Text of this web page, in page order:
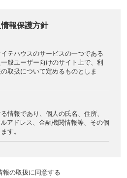
報保護方針
テハウスのサービスの一つである
般ユーザー向けのサイト上で、利
取扱について定めるものとしま
情報であり、個人の氏名、住所、
アドレス、金融機関情報等、その個
す。
針を承認しているものとします。
報の取扱に同意する